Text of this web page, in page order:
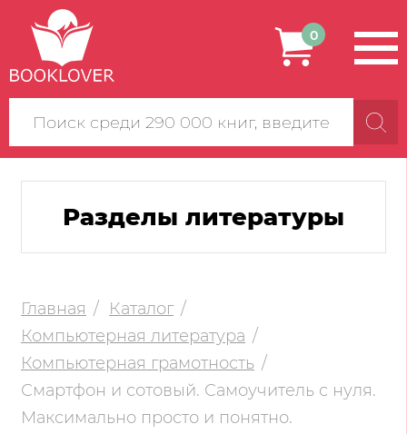
Поиск
по
сайту
0
Разделы литературы
Главная
Каталог
Компьютерная литература
Компьютерная грамотность
Смартфон и сотовый. Самоучитель с нуля.
Максимально просто и понятно.